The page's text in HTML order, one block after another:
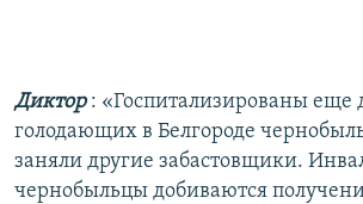
Диктор: «Госпитализированы еще
голодающих в Белгороде
заняли другие забастовщики.
чернобыльцы добиваются